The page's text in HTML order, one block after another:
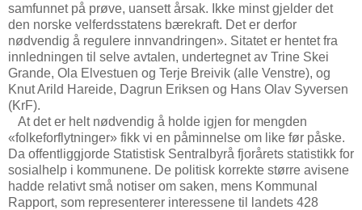
samfunnet på prøve, uansett årsak. Ikke minst gjelder det
den norske velferdsstatens bærekraft. Det er derfor
nødvendig å regulere innvandringen». Sitatet er hentet fra
innledningen til selve avtalen, undertegnet av Trine Skei
Grande, Ola Elvestuen og Terje Breivik (alle Venstre), og
Knut Arild Hareide, Dagrun Eriksen og Hans Olav Syversen
(KrF).
At det er helt nødvendig å holde igjen for mengden
«folkeforflytninger» fikk vi en påminnelse om like før påske.
Da offentliggjorde Statistisk Sentralbyrå fjorårets statistikk for
sosialhelp i kommunene. De politisk korrekte større avisene
hadde relativt små notiser om saken, mens Kommunal
Rapport, som representerer interessene til landets 428